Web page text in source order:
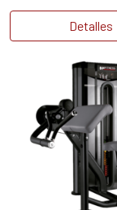
Detalles